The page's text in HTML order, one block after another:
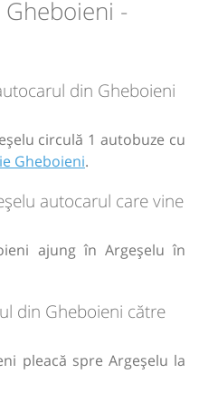
-
din Gheboieni
circulă 1 autobuze cu
Gheboieni.
autocarul care vine
ajung în Argeșelu în
din Gheboieni către
pleacă spre Argeșelu la